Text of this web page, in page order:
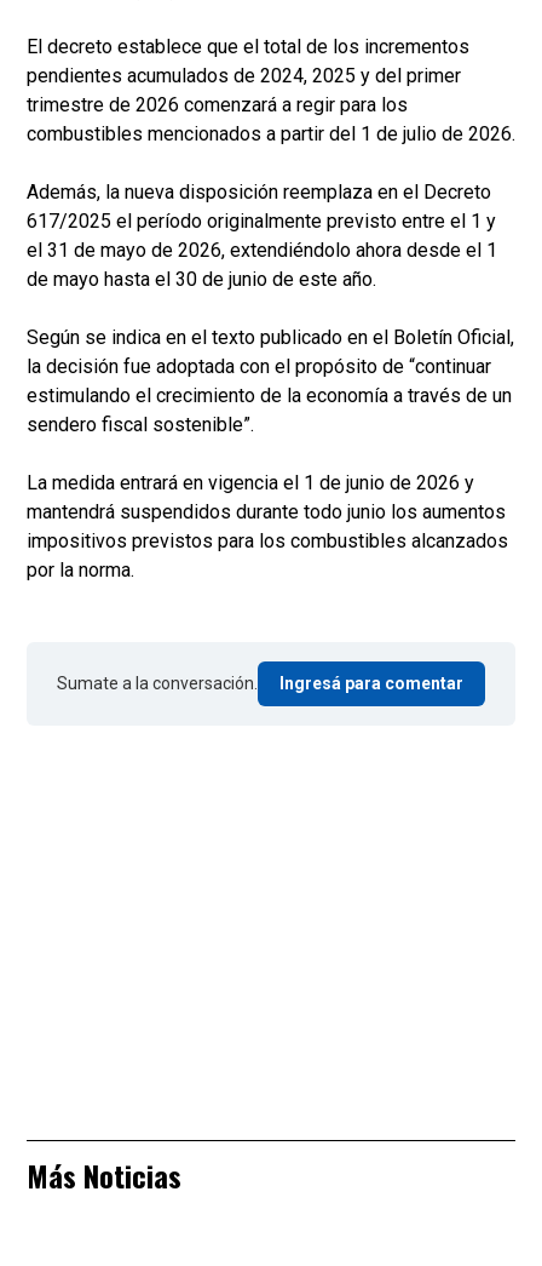
El decreto establece que el total de los incrementos
pendientes acumulados de 2024, 2025 y del primer
trimestre de 2026 comenzará a regir para los
combustibles mencionados a partir del 1 de julio de 2026.
Además, la nueva disposición reemplaza en el Decreto
617/2025 el período originalmente previsto entre el 1 y
el 31 de mayo de 2026, extendiéndolo ahora desde el 1
de mayo hasta el 30 de junio de este año.
Según se indica en el texto publicado en el Boletín Oficial,
la decisión fue adoptada con el propósito de “continuar
estimulando el crecimiento de la economía a través de un
sendero fiscal sostenible”.
La medida entrará en vigencia el 1 de junio de 2026 y
mantendrá suspendidos durante todo junio los aumentos
impositivos previstos para los combustibles alcanzados
por la norma.
Sumate a la conversación. Ingresá para comentar
Más Noticias